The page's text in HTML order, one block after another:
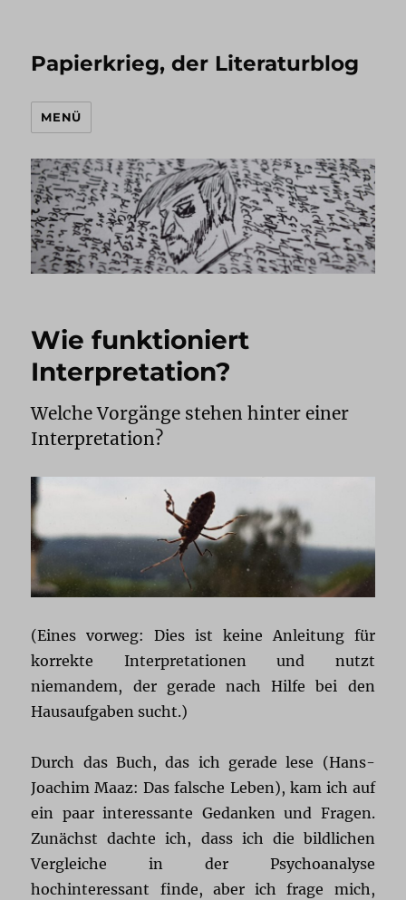
Papierkrieg, der Literaturblog
MENÜ
Wie funktioniert
Interpretation?
Welche Vorgänge stehen hinter einer
Interpretation?
(Eines vorweg: Dies ist keine Anleitung für
korrekte Interpretationen und nutzt
niemandem, der gerade nach Hilfe bei den
Hausaufgaben sucht.)
Durch das Buch, das ich gerade lese (Hans-
Joachim Maaz: Das falsche Leben), kam ich auf
ein paar interessante Gedanken und Fragen.
Zunächst dachte ich, dass ich die bildlichen
Vergleiche in der Psychoanalyse
hochinteressant finde, aber ich frage mich,